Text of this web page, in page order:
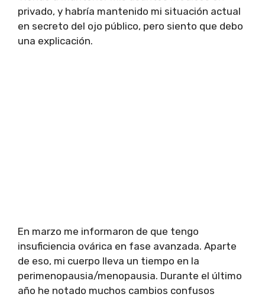
privado, y habría mantenido mi situación actual
en secreto del ojo público, pero siento que debo
una explicación.
En marzo me informaron de que tengo
insuficiencia ovárica en fase avanzada. Aparte
de eso, mi cuerpo lleva un tiempo en la
perimenopausia/menopausia. Durante el último
año he notado muchos cambios confusos